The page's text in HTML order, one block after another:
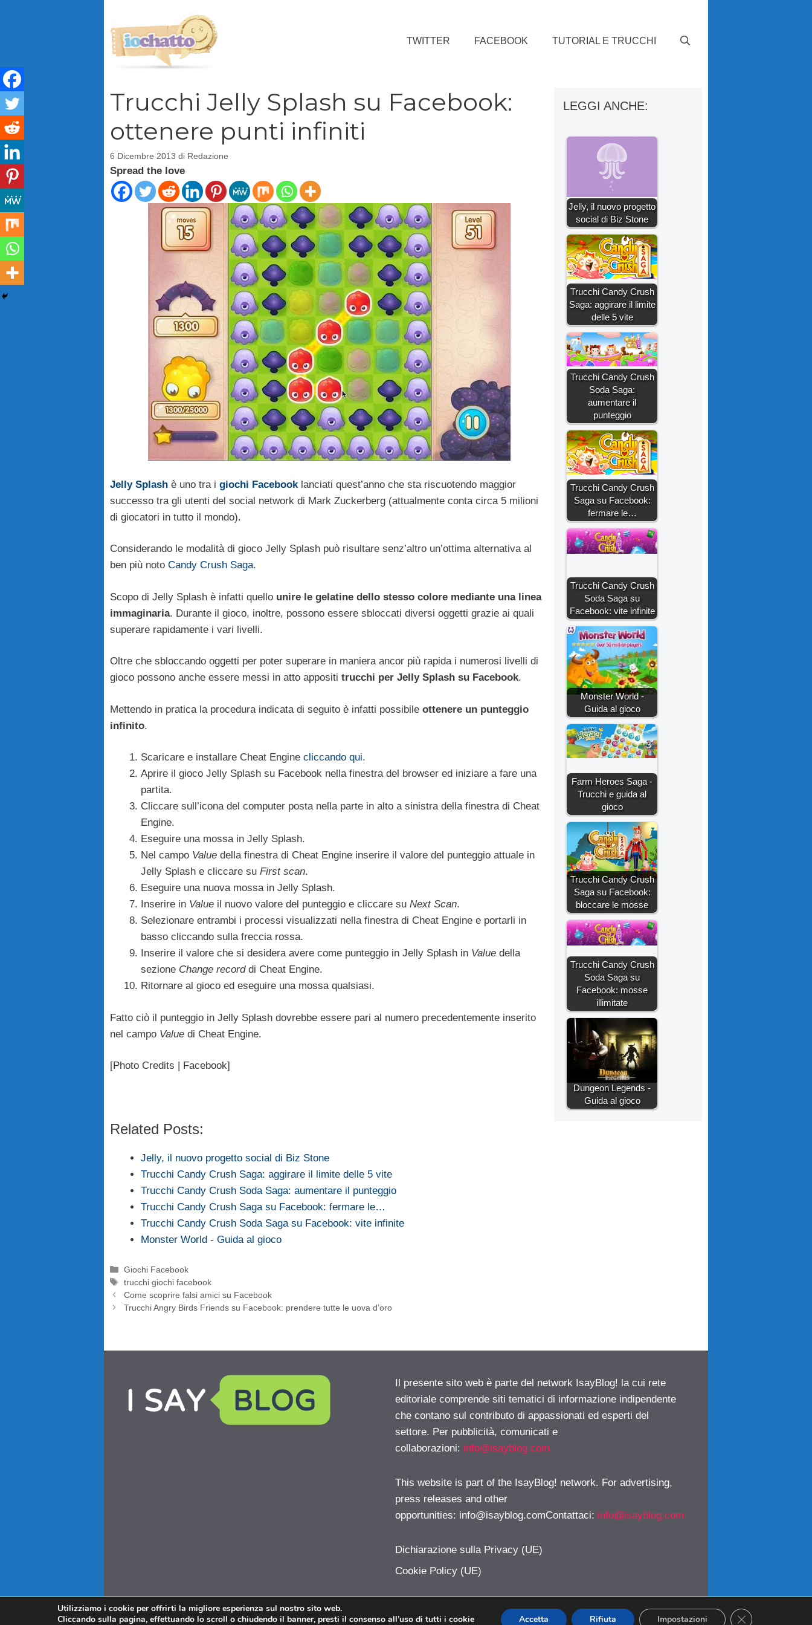
TWITTER FACEBOOK TUTORIAL E TRUCCHI
Trucchi Jelly Splash su Facebook:
ottenere punti infiniti
6 Dicembre 2013 di Redazione
Spread the love
Jelly Splash è uno tra i giochi Facebooklanciati quest’anno che sta riscuotendo maggior
successo tra gli utenti del social network di Mark Zuckerberg (attualmente conta circa 5 milioni
di giocatori in tutto il mondo).
Considerando le modalità di gioco Jelly Splash può risultare senz’altro un’ottima alternativa al
ben più noto Candy Crush Saga.
Scopo di Jelly Splash è infatti quello unire le gelatine dello stesso colore mediante una linea
immaginaria. Durante il gioco, inoltre, possono essere sbloccati diversi oggetti grazie ai quali
superare rapidamente i vari livelli.
Oltre che sbloccando oggetti per poter superare in maniera ancor più rapida i numerosi livelli di
gioco possono anche essere messi in atto appositi trucchi per Jelly Splash su Facebook.
Mettendo in pratica la procedura indicata di seguito è infatti possibile ottenere un punteggio
infinito.
Scaricare e installare Cheat Engine cliccando qui.
Aprire il gioco Jelly Splash su Facebook nella finestra del browser ed iniziare a fare una
partita.
Cliccare sull’icona del computer posta nella parte in alto a sinistra della finestra di Cheat
Engine.
Eseguire una mossa in Jelly Splash.
Nel campo Value della finestra di Cheat Engine inserire il valore del punteggio attuale in
Jelly Splash e cliccare su First scan.
Eseguire una nuova mossa in Jelly Splash.
Inserire in Value il nuovo valore del punteggio e cliccare su Next Scan.
Selezionare entrambi i processi visualizzati nella finestra di Cheat Engine e portarli in
basso cliccando sulla freccia rossa.
Inserire il valore che si desidera avere come punteggio in Jelly Splash in Value della
sezione Change recorddi Cheat Engine.
Ritornare al gioco ed eseguire una mossa qualsiasi.
Fatto ciò il punteggio in Jelly Splash dovrebbe essere pari al numero precedentemente inserito
nel campo Value di Cheat Engine.
[Photo Credits | Facebook]
Related Posts:
Jelly, il nuovo progetto social di Biz Stone
Trucchi Candy Crush Saga: aggirare il limite delle 5 vite
Trucchi Candy Crush Soda Saga: aumentare il punteggio
Trucchi Candy Crush Saga su Facebook: fermare le…
Trucchi Candy Crush Soda Saga su Facebook: vite infinite
Monster World - Guida al gioco
Categorie
Giochi Facebook
Tag
trucchi giochi facebook
Come scoprire falsi amici su Facebook
Trucchi Angry Birds Friends su Facebook: prendere tutte le uova d’oro
LEGGI ANCHE:
Jelly, il nuovo progetto
social di Biz Stone
Trucchi Candy Crush
Saga: aggirare il limite
delle 5 vite
Trucchi Candy Crush
Soda Saga:
aumentare il
punteggio
Trucchi Candy Crush
Saga su Facebook:
fermare le…
Trucchi Candy Crush
Soda Saga su
Facebook: vite infinite
Monster World -
Guida al gioco
Farm Heroes Saga -
Trucchi e guida al
gioco
Trucchi Candy Crush
Saga su Facebook:
bloccare le mosse
Trucchi Candy Crush
Soda Saga su
Facebook: mosse
illimitate
Dungeon Legends -
Guida al gioco
Il presente sito web è parte del network IsayBlog! la cui rete
editoriale comprende siti tematici di informazione indipendente
che contano sul contributo di appassionati ed esperti del
settore. Per pubblicità, comunicati e
collaborazioni: info@isayblog.com
This website is part of the IsayBlog! network. For advertising,
press releases and other
opportunities: info@isayblog.comContattaci: info@isayblog.com
Dichiarazione sulla Privacy (UE)
Cookie Policy (UE)
IoChatto.com © 2026. All right reserverd.
Utilizziamo i cookie per offrirti la migliore esperienza sul nostro sito web.
Cliccando sulla pagina, effettuando lo scroll o chiudendo il banner, presti il consenso all’uso di tutti i cookie
Accetta Rifiuta Impostazioni CLOSE GDPR